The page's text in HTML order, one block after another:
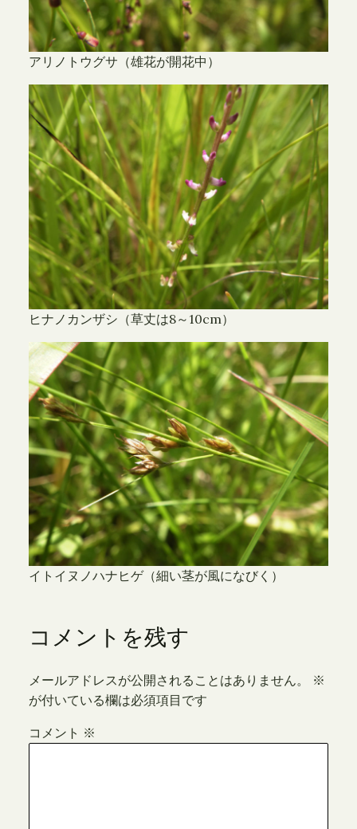
アリノトウグサ（雄花が開花中）
ヒナノカンザシ（草丈は8～10cm）
イトイヌノハナヒゲ（細い茎が風になびく）
コメントを残す
メールアドレスが公開されることはありません。
※
が付いている欄は必須項目です
コメント ※